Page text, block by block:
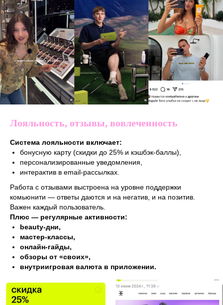
Лояльность, отзывы, вовлеченность
Система лояльности включает:
бонусную карту (скидки до 25% и кэшбэк-баллы),
персонализированные уведомления,
интерактив в email-рассылках.
Работа с отзывами выстроена на уровне поддержки
комьюнити — ответы даются и на негатив, и на позитив.
Важен каждый пользователь.
Плюс — регулярные активности:
beauty-дни,
мастер-классы,
онлайн-гайды,
обзоры от «своих»,
внутриигровая валюта в приложении.